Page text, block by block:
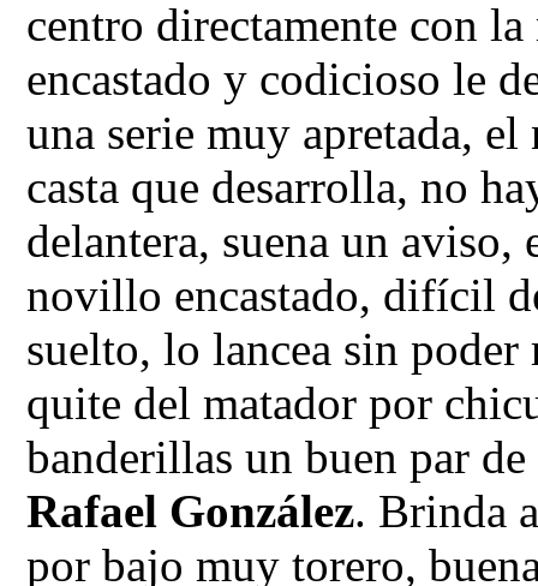
centro directamente con
encastado y codicioso le
una serie muy apretada,
casta que desarrolla, no
delantera, suena un
novillo encastado, difícil
suelto, lo lancea sin poder
quite del matador por
banderillas un buen par de
Rafael González. Brinda
por bajo muy torero,